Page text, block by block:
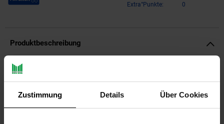
Zustimmung Details Über Cookies
Extra°Punkte:
0
Produktbeschreibung
Design
Beistelltisch im angesagten Industrial Style